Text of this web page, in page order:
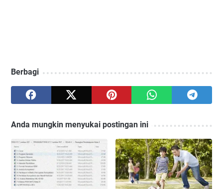
Berbagi
Anda mungkin menyukai postingan ini